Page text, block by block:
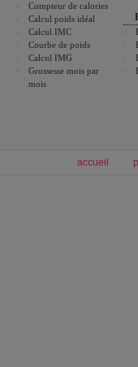
Compteur de calories
Calcul poids idéal
Calcul IMC
Courbe de poids
Calcul IMG
Grossesse mois par
mois
accueil